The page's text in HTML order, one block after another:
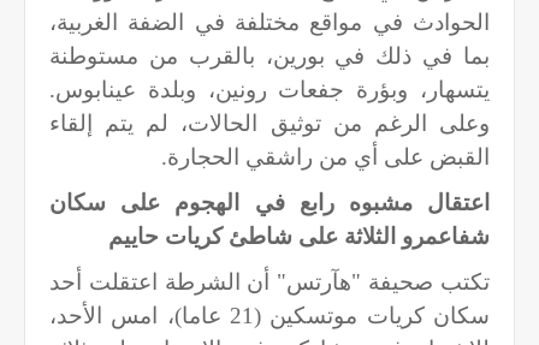
الحوادث في مواقع مختلفة في الضفة الغربية،
بما في ذلك في بورين، بالقرب من مستوطنة
يتسهار، وبؤرة جفعات رونين، وبلدة عينابوس.
وعلى الرغم من توثيق الحالات، لم يتم إلقاء
القبض على أي من راشقي الحجارة.
اعتقال مشبوه رابع في الهجوم على سكان
شفاعمرو الثلاثة على شاطئ كريات حاييم
تكتب صحيفة "هآرتس" أن الشرطة اعتقلت أحد
سكان كريات موتسكين (21 عاما)، امس الأحد،